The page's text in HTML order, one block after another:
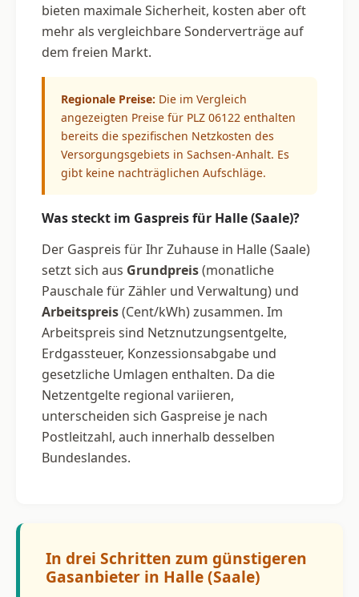
bieten maximale Sicherheit, kosten aber oft
mehr als vergleichbare Sonderverträge auf
dem freien Markt.
Regionale Preise: Die im Vergleich
angezeigten Preise für PLZ 06122 enthalten
bereits die spezifischen Netzkosten des
Versorgungsgebiets in Sachsen-Anhalt. Es
gibt keine nachträglichen Aufschläge.
Was steckt im Gaspreis für Halle (Saale)?
Der Gaspreis für Ihr Zuhause in Halle (Saale)
setzt sich aus Grundpreis(monatliche
Pauschale für Zähler und Verwaltung) und
Arbeitspreis(Cent/kWh) zusammen. Im
Arbeitspreis sind Netznutzungsentgelte,
Erdgassteuer, Konzessionsabgabe und
gesetzliche Umlagen enthalten. Da die
Netzentgelte regional variieren,
unterscheiden sich Gaspreise je nach
Postleitzahl, auch innerhalb desselben
Bundeslandes.
In drei Schritten zum günstigeren
Gasanbieter in Halle (Saale)